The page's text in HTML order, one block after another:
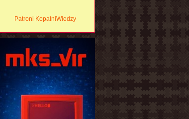
Patroni KopalniWiedzy